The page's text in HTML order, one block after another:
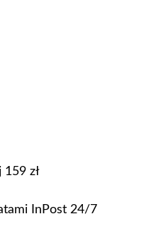
159 zł
InPost 24/7